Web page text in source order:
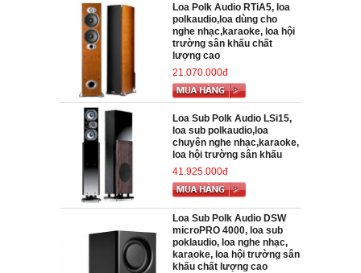
Loa Polk Audio RTiA5, loa
polkaudio,loa dùng cho
nghe nhạc,karaoke, loa hội
trường sân khấu chất
lượng cao
21.070.000đ
Loa Sub Polk Audio LSi15,
loa sub polkaudio,loa
chuyên nghe nhạc,karaoke,
loa hội trường sân khấu
41.925.000đ
Loa Sub Polk Audio DSW
microPRO 4000, loa sub
poklaudio, loa nghe nhạc,
karaoke, loa hội trường sân
khấu chất lượng cao